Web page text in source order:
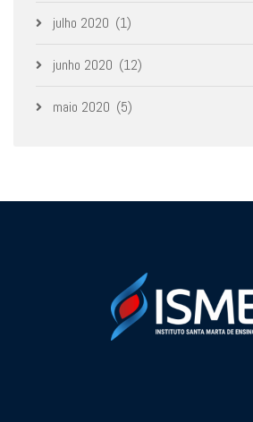
julho 2020 (1)
junho 2020 (12)
maio 2020 (5)